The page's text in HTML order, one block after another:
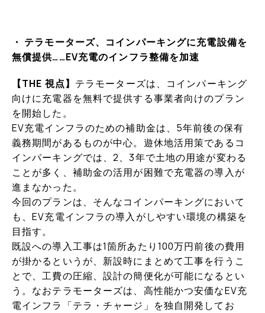
・ テラモーターズ、コインパーキングに充電設備を
無償提供……EV充電のインフラ整備を加速
【THE 視点】 テラモーターズは、コインパーキング
向けに充電器を無料で提供する事業者向けのプラン
を開始した。
EV充電インフラのための補助金は、5年前後の保有
義務期間があるものが中心。遊休地活用策であるコ
インパーキングでは、2、3年で土地の用途が変わる
ことが多く、補助金の活用が困難で充電器の導入が
進まなかった。
今回のプランは、そんなコインパーキングにおいて
も、EV充電インフラの導入がしやすい環境の構築を
目指す。
既設への導入工事は1箇所あたり100万円前後の費用
が掛かるというが、新設時にまとめて工事を行うこ
とで、工費の圧縮、設計の簡便化が可能になるとい
う。なおテラモーターズは、高性能かつ安価なEV充
電インフラ「テラ・チャージ」を独自開発してお